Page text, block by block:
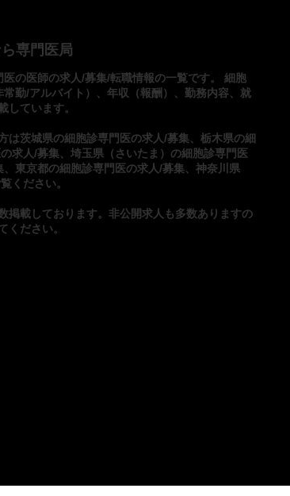
専門医局
の医師の求人/募集/転職情報の一覧です。 細胞
勤/アルバイト）、年収（報酬）、勤務内容、就
しています。
は茨城県の細胞診専門医の求人/募集
栃木県の細
求人/募集
埼玉県（さいたま）の細胞診専門医
東京都の細胞診専門医の求人/募集
神奈川県
ください。
掲載しております。非公開求人も多数ありますの
ください。